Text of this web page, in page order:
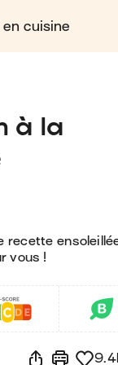
en cuisine
à la
recette
vous !